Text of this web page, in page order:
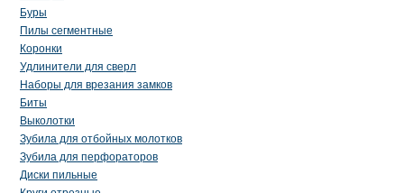
Буры
Пилы сегментные
Коронки
Удлинители для сверл
Наборы для врезания замков
Биты
Выколотки
Зубила для отбойных молотков
Зубила для перфораторов
Диски пильные